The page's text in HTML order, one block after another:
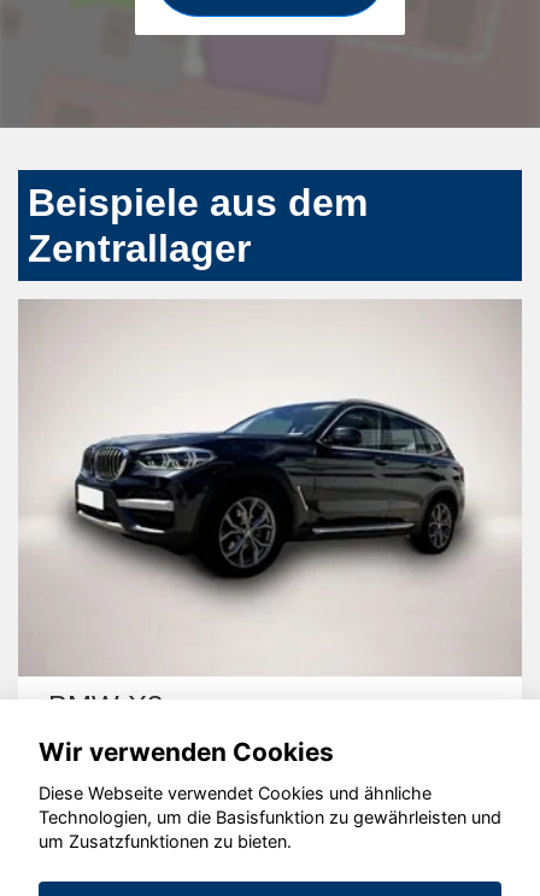
Beispiele aus dem
Zentrallager
BMW X3
© konjunkturmotor.de GmbH 2020 - 2026
Wir verwenden Cookies
Diese Webseite verwendet Cookies und ähnliche
Technologien, um die Basisfunktion zu gewährleisten und
um Zusatzfunktionen zu bieten.